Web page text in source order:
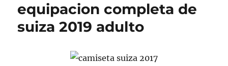
equipacion completa de
suiza 2019 adulto